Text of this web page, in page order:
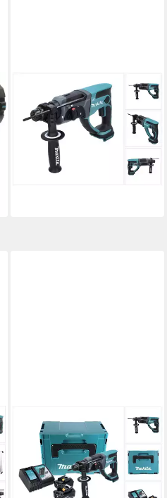
Akku-Bohrhammer DHR 202
Z Akku Bohrhammer 18 V 1,9
J SDS-Plus Solo
ab 141,77 €
lieferbar - in 2-3 Werktagen bei dir
MAKITA
Akku-Kombibohrhammer DHR
202 RTJ Akku Kombihammer
18 V 2,0 J SDS Plus + 2x
Akku 5,0 Ah